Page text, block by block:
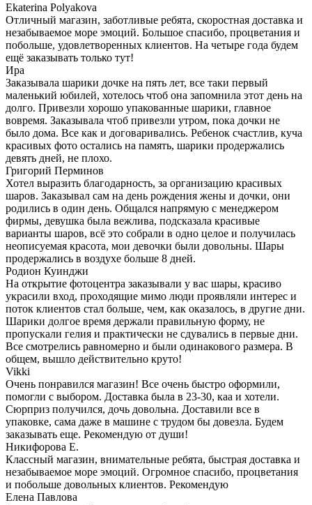
Ekaterina Polyakova
Отличный магазин, заботливые ребята, скоростная доставка и
незабываемое море эмоций. Большое спасибо, процветания и
побольше, удовлетворенных клиентов. На четыре года будем
ещё заказывать только тут!
Ира
Заказывала шарики дочке на пять лет, все таки первый
маленький юбилей, хотелось чтоб она запомнила этот день на
долго. Привезли хорошо упакованные шарики, главное
вовремя. Заказывала чтоб привезли утром, пока дочки не
было дома. Все как и договаривались. Ребенок счастлив, куча
красивых фото остались на память, шарики продержались
девять дней, не плохо.
Григорий Перминов
Хотел выразить благодарность, за организацию красивых
шаров. Заказывал сам на день рождения жены и дочки, они
родились в один день. Общался напрямую с менеджером
фирмы, девушка была вежлива, подсказала красивые
варианты шаров, всё это собрали в одно целое и получилась
неописуемая красота, мои девочки были довольны. Шары
продержались в воздухе больше 8 дней.
Родион Куинджи
На открытие фотоцентра заказывали у вас шары, красиво
украсили вход, проходящие мимо люди проявляли интерес и
поток клиентов стал больше, чем, как оказалось, в другие дни.
Шарики долгое время держали правильную форму, не
пропускали гелия и практически не сдувались в первые дни.
Все смотрелись равномерно и были одинакового размера. В
общем, вышло действительно круто!
Vikki
Очень понравился магазин! Все очень быстро оформили,
помогли с выбором. Доставка была в 23-30, каа и хотели.
Сюрприз получился, дочь довольна. Доставили все в
упаковке, сама даже в машине с трудом бы довезла. Будем
заказывать еще. Рекомендую от души!
Никифорова Е.
Классный магазин, внимательные ребята, быстрая доставка и
незабываемое море эмоций. Огромное спасибо, процветания
и побольше довольных клиентов. Рекомендую
Елена Павлова